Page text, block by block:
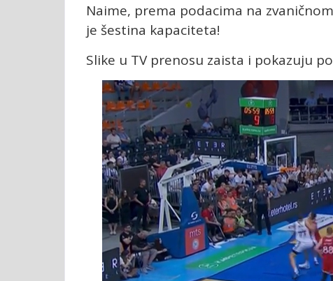
Naime, prema podacima na
je šestina kapaciteta!
Slike u TV prenosu zaista i pokazuju